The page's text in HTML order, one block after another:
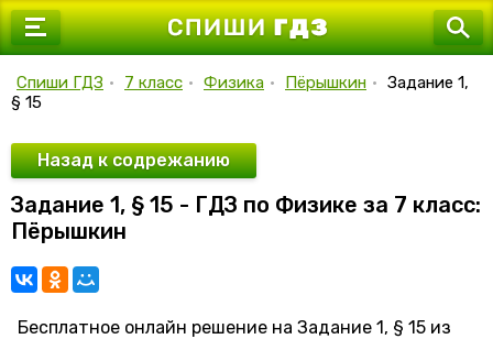
7 класс
9 класс
10 класс
11 класс
Спиши ГДЗ • 7 класс • Физика • Пёрышкин • Задание 1,
§ 15
Назад к содрежанию
Задание 1, § 15 - ГДЗ по Физике за 7 класс:
Пёрышкин
Бесплатное онлайн решение на Задание 1, § 15 из